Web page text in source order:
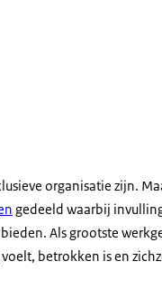
organisatie zijn.
gedeeld waarbij
Als grootste
betrokken is en